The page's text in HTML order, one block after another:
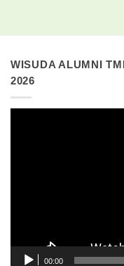
WISUDA ALUMNI
2026
00:00